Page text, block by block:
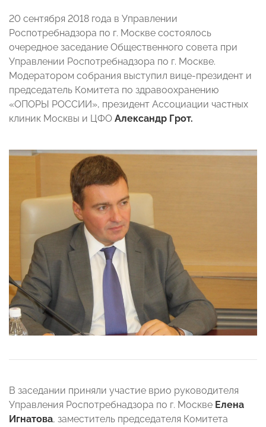
20 сентября 2018 года в Управлении
Роспотребнадзора по г. Москве состоялось
очередное заседание Общественного совета при
Управлении Роспотребнадзора по г. Москве.
Модератором собрания выступил вице-президент и
председатель Комитета по здравоохранению
«ОПОРЫ РОССИИ», президент Ассоциации частных
клиник Москвы и ЦФО Александр Грот.
В заседании приняли участие врио руководителя
Управления Роспотребнадзора по г. Москве Елена
Игнатова, заместитель председателя Комитета